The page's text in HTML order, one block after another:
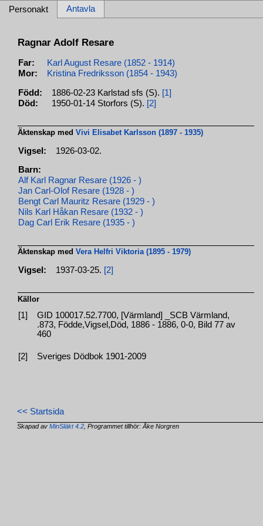
Personakt Antavla
Ragnar Adolf Resare
Far:
Karl August Resare (1852 - 1914)
Mor:
Kristina Fredriksson (1854 - 1943)
Född: 1886-02-23 Karlstad sfs (S). [1]
Död:
1950-01-14 Storfors (S). [2]
Äktenskap medVivi Elisabet Karlsson (1897 - 1935)
Vigsel: 1926-03-02.
Barn:
Alf Karl Ragnar Resare (1926 - )
Jan Carl-Olof Resare (1928 - )
Bengt Carl Mauritz Resare (1929 - )
Nils Karl Håkan Resare (1932 - )
Dag Carl Erik Resare (1935 - )
Äktenskap medVera Helfri Viktoria (1895 - 1979)
Vigsel: 1937-03-25. [2]
Källor
[1]
GID 100017.52.7700, [Värmland] _SCB Värmland,
.873, Födde,Vigsel,Död, 1886 - 1886, 0-0, Bild 77 av
460
[2] Sveriges Dödbok 1901-2009
<< Startsida
Skapad avMinSläkt 4.2 , Programmet tillhör: Åke Norgren